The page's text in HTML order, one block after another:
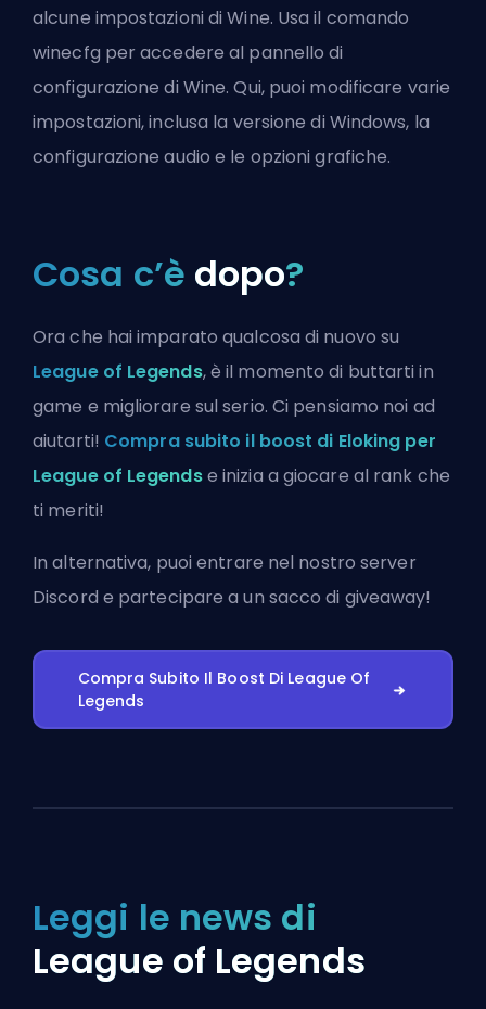
alcune impostazioni di Wine. Usa il comando
winecfg per accedere al pannello di
configurazione di Wine. Qui, puoi modificare varie
impostazioni, inclusa la versione di Windows, la
configurazione audio e le opzioni grafiche.
Cosa c’è dopo?
Ora che hai imparato qualcosa di nuovo su
League of Legends, è il momento di buttarti in
game e migliorare sul serio. Ci pensiamo noi ad
aiutarti! Compra subito il boost di Eloking per
League of Legendse inizia a giocare al rank che
ti meriti!
In alternativa, puoientrare nel nostro server
Discord e partecipare a un sacco di giveaway!
Compra Subito Il Boost Di League Of
Legends
Leggi le news di
League of Legends